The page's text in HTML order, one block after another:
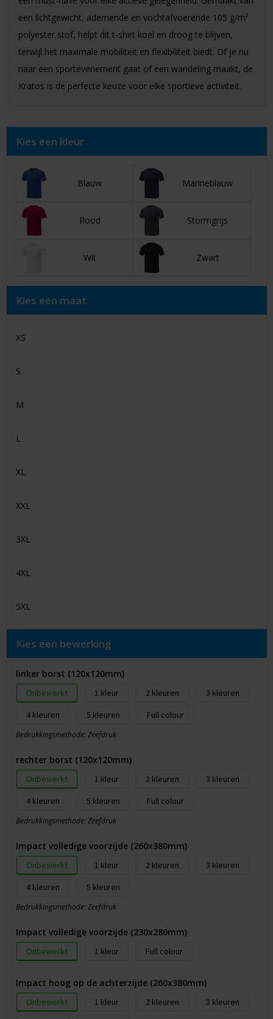
een lichtgewicht, ademende en vochtafvoerende 105 g/m²
polyester stof, helpt dit t-shirt koel en droog te blijven,
terwijl het maximale mobiliteit en flexibiliteit biedt. Of je nu
naar een sportevenement gaat of een wandeling maakt, de
Kratos is de perfecte keuze voor elke sportieve activiteit.
Kies een kleur
Blauw Marineblauw
Rood Stormgrijs
Wit Zwart
Kies een maat
XS
S
M
L
XL
XXL
3XL
4XL
5XL
Kies een bewerking
linker borst (120x120mm)
Onbewerkt 1 2
3
4
5 Full colour
Bedrukkingsmethode: Zeefdruk
rechter borst (120x120mm)
Onbewerkt 1 2
3
4
5 Full colour
Bedrukkingsmethode: Zeefdruk
Impact volledige voorzijde (260x380mm)
Onbewerkt 1 2
3
4
5
Bedrukkingsmethode: Zeefdruk
Impact volledige voorzijde (230x280mm)
Onbewerkt 1 Full colour
Impact hoog op de achterzijde (260x380mm)
Onbewerkt 1 2
3